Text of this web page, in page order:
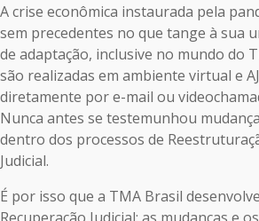
A crise econômica instaurada pela
sem precedentes no que tange à sua
de adaptação, inclusive no mundo do
são realizadas em ambiente virtual e
diretamente por e-mail ou
Nunca antes se testemunhou
dentro dos processos de
Judicial.
É por isso que a TMA Brasil
Recuperação Judicial: as mudanças e